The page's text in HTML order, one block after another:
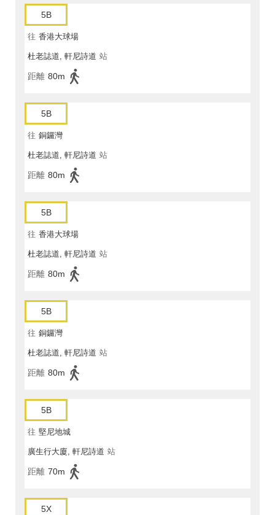
5B
往 香港大球場
杜老誌道, 軒尼詩道 站
距離 80m
5B
往 銅鑼灣
杜老誌道, 軒尼詩道 站
距離 80m
5B
往 香港大球場
杜老誌道, 軒尼詩道 站
距離 80m
5B
往 銅鑼灣
杜老誌道, 軒尼詩道 站
距離 80m
5B
往 堅尼地城
廣生行大廈, 軒尼詩道 站
距離 70m
5X